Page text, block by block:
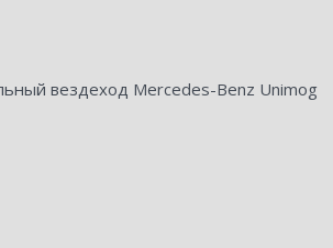
вездеход Mercedes-Benz Unimog